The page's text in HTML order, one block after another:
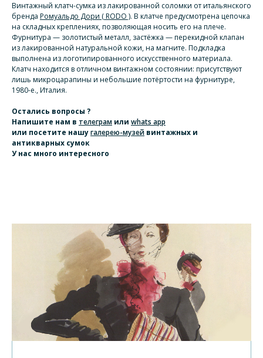
Винтажный клатч-сумка из лакированной соломки от итальянского
бренда Ромуальдо Дори ( RODO ). В клатче предусмотрена цепочка
на складных креплениях, позволяющая носить его на плече.
Фурнитура — золотистый металл, застёжка — перекидной клапан
из лакированной натуральной кожи, на магните. Подкладка
выполнена из логотипированного искусственного материала.
Клатч находится в отличном винтажном состоянии: присутствуют
лишь микроцарапины и небольшие потёртости на фурнитуре,
1980-е., Италия.
Остались вопросы ?
Напишите нам в телеграм или whats app
или посетите нашугалерею-музей винтажных и
антикварных сумок
У нас много интересного